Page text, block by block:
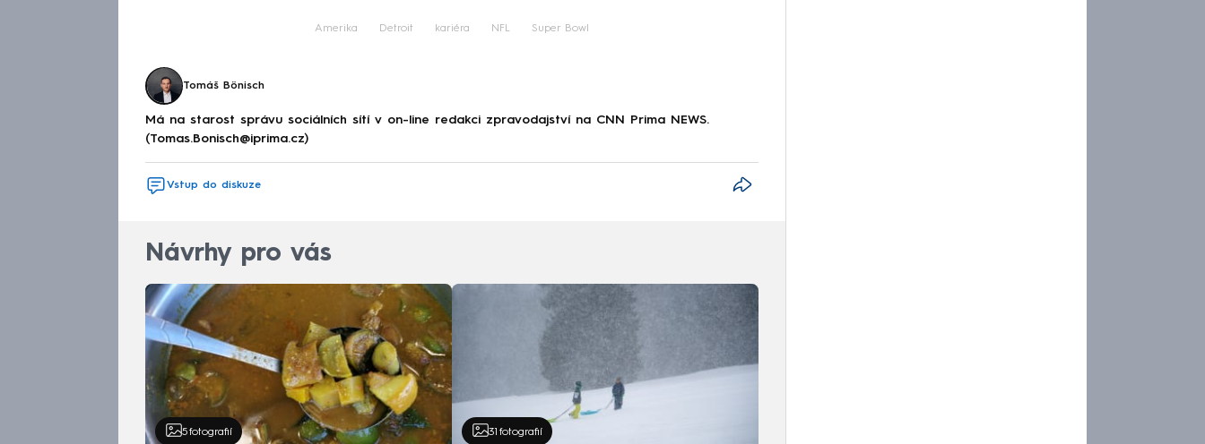
Amerika Detroit kariéra NFL Super Bowl
Tomáš Bönisch
Má na starost správu sociálních sítí v on-line redakci zpravodajství na CNN Prima NEWS.
(Tomas.Bonisch@iprima.cz)
Vstup do diskuze
Návrhy pro vás
5 fotografií 31 fotografií